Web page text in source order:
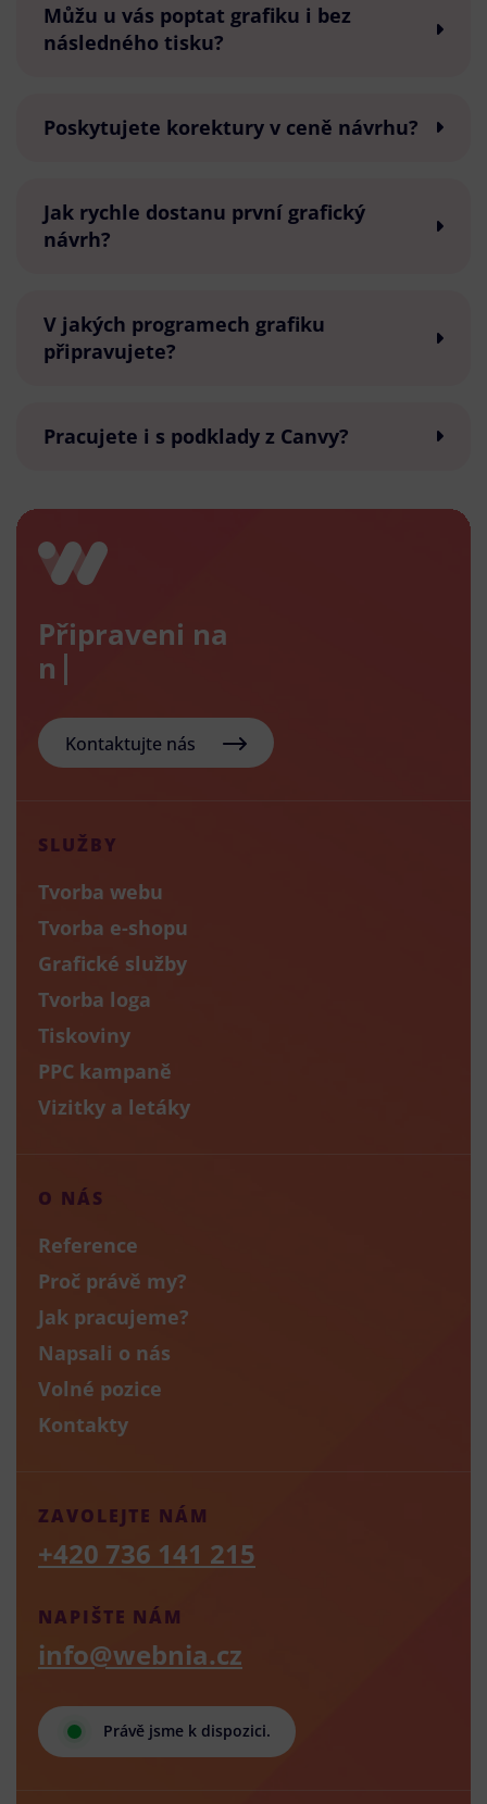
Můžu u vás poptat grafiku i bez
následného tisku?
Poskytujete korektury v ceně návrhu?
Jak rychle dostanu první grafický
návrh?
V jakých programech grafiku
připravujete?
Pracujete i s podklady z Canvy?
Připraveni na
nový e-
Kontaktujte nás
SLUŽBY
Tvorba webu
Tvorba e-shopu
Grafické služby
Tvorba loga
Tiskoviny
PPC kampaně
Vizitky a letáky
O NÁS
Reference
Proč právě my?
Jak pracujeme?
Napsali o nás
Volné pozice
Kontakty
Právě jsme k dispozici.
NAPIŠTE NÁM
info@webnia.cz
ZAVOLEJTE NÁM
+420 736 141 215